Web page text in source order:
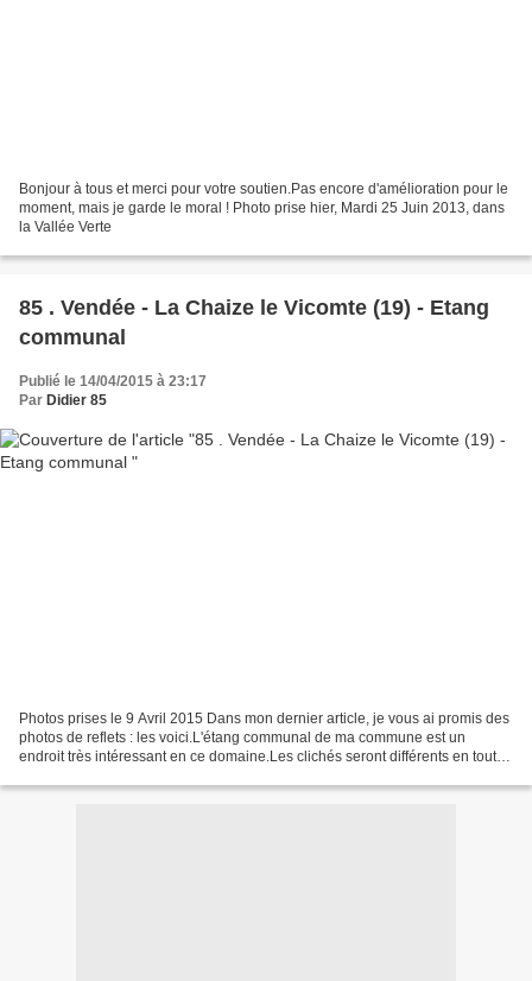
Bonjour à tous et merci pour votre soutien.Pas encore d'amélioration pour le
moment, mais je garde le moral ! Photo prise hier, Mardi 25 Juin 2013, dans
la Vallée Verte
85 . Vendée - La Chaize le Vicomte (19) - Etang
communal
Publié le 14/04/2015 à 23:17
Par Didier 85
Photos prises le 9 Avril 2015 Dans mon dernier article, je vous ai promis des
photos de reflets : les voici.L'étang communal de ma commune est un
endroit très intéressant en ce domaine.Les clichés seront différents en toutes